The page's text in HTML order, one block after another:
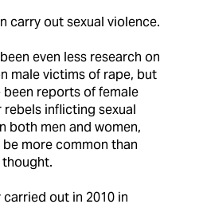
carry out sexual violence.
even less research on
male victims of rape, but
been reports of female
rebels inflicting sexual
both men and women,
more common than
carried out in 2010 in